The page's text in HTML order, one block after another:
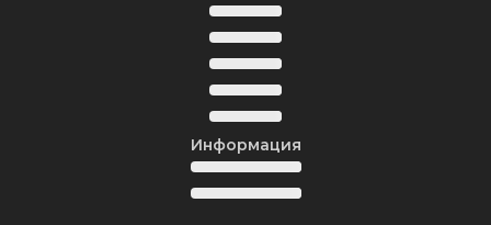
Информация